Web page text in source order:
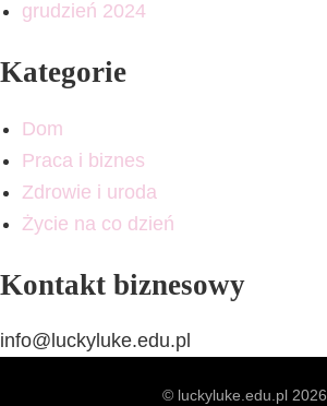
grudzień 2024
Kategorie
Dom
Praca i biznes
Zdrowie i uroda
Życie na co dzień
Kontakt biznesowy
info@luckyluke.edu.pl
© luckyluke.edu.pl 2026